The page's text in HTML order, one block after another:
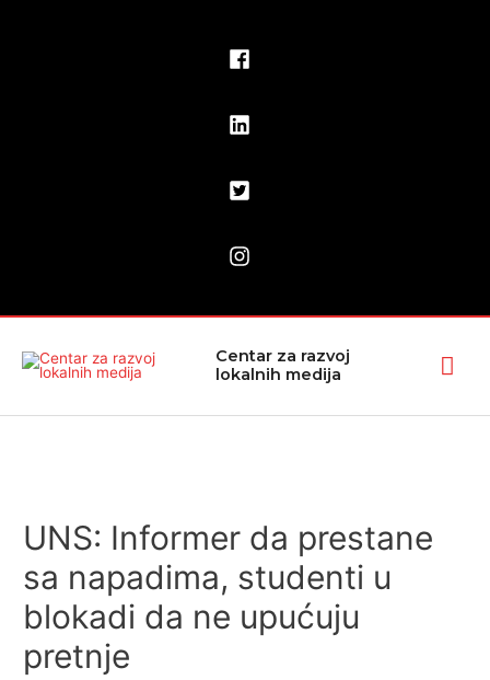
Centar za razvoj
lokalnih medija
UNS: Informer da prestane
sa napadima, studenti u
blokadi da ne upućuju
pretnje